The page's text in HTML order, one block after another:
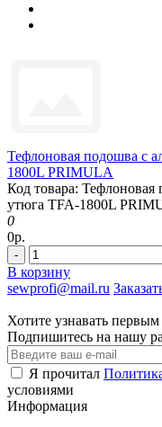
Тефлоновая подошва с
1800L PRIMULA
Код товара:
утюга TFA-1800L
0
0р.
-
В корзину
sewprofi@mail.ru
Хотите узнавать
Подпишитесь на нашу
Я прочитал
условиями
Информация